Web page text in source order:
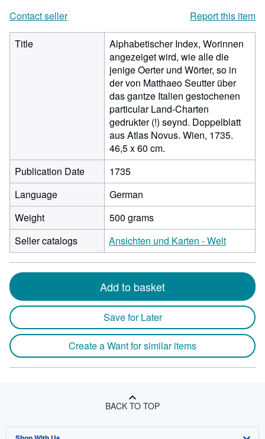
Contact seller
Report this item
Title
Alphabetischer Index, Worinnen
angezeiget wird, wie alle die
jenige Oerter und Wörter, so in
der von Matthaeo Seutter über
das gantze Italien gestochenen
particular Land-Charten
gedrukter (!) seynd. Doppelblatt
aus Atlas Novus. Wien, 1735.
46,5 x 60 cm.
Publication Date
1735
Language
German
Weight
500 grams
Seller catalogs
Ansichten und Karten - Welt
Add to basket
Save for Later
Create a Want for similar items
BACK TO TOP